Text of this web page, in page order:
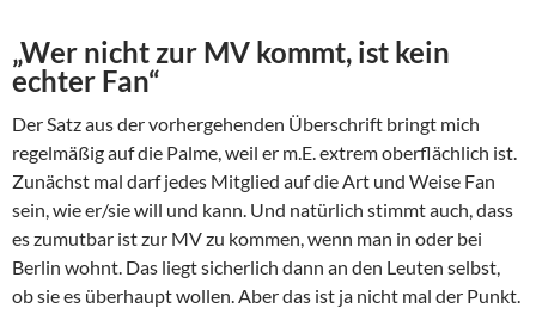
„Wer nicht zur MV kommt, ist kein
echter Fan“
Der Satz aus der vorhergehenden Überschrift bringt mich
regelmäßig auf die Palme, weil er m.E. extrem oberflächlich ist.
Zunächst mal darf jedes Mitglied auf die Art und Weise Fan
sein, wie er/sie will und kann. Und natürlich stimmt auch, dass
es zumutbar ist zur MV zu kommen, wenn man in oder bei
Berlin wohnt. Das liegt sicherlich dann an den Leuten selbst,
ob sie es überhaupt wollen. Aber das ist ja nicht mal der Punkt.